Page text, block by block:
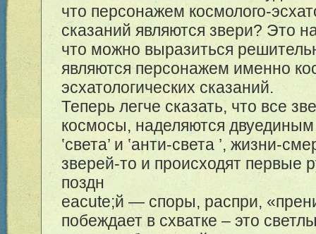
что персонажем космолого-
сказаний являются звери? Это
что можно выразиться
являются персонажем именно
эсхатологических сказаний.
Теперь легче сказать, что все
космосы, наделяются
‛света’ и ‛анти-света ’, жизни-
зверей-то и происходят первые
поздн
eacute;й — споры, распри,
побеждает в схватке – это